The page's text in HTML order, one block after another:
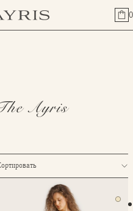
0
Ayris
Платье длинное с лентами